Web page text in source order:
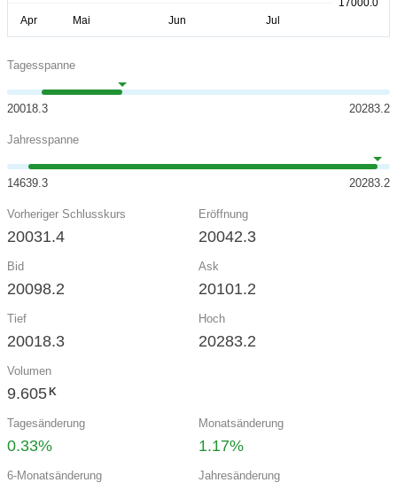
Tagesspanne
20018.3 20283.2
Jahresspanne
14639.3 20283.2
Vorheriger Schlusskurs
20031.4
Eröffnung
20042.3
Bid
20098.2
Ask
20101.2
Tief
20018.3
Hoch
20283.2
Volumen
9.605 K
Tagesänderung
0.33%
Monatsänderung
1.17%
6-Monatsänderung Jahresänderung